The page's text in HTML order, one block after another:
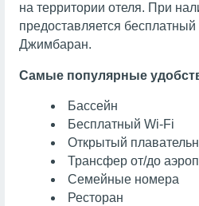
на территории отеля. При
предоставляется
Джимбаран.
Самые популярные
Бассейн
Бесплатный Wi-Fi
Открытый
Трансфер от/до
Семейные номера
Ресторан